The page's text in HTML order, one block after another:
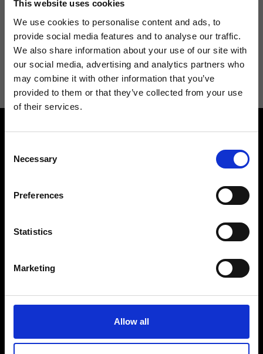
This website uses cookies
We use cookies to personalise content and ads, to
provide social media features and to analyse our traffic.
We also share information about your use of our site with
our social media, advertising and analytics partners who
may combine it with other information that you’ve
provided to them or that they’ve collected from your use
of their services.
Selection
Necessary
Preferences
Statistics
Marketing
Allow all
Acconsento a ricevere novità e promo da Ripani. Per maggiori
informazioni consulta laPrivacy Policy.
Cerca un negozio
Seguici